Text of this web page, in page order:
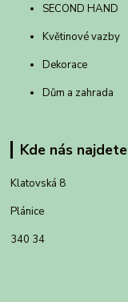
SECOND HAND
Květinové vazby
Dekorace
Dům a zahrada
Kde nás najdete
Klatovská 8
Plánice
340 34